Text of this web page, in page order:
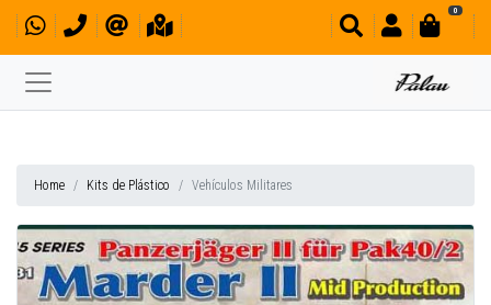
0
Home Kits de Plástico Vehículos Militares